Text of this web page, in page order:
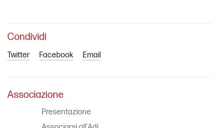
Condividi
Twitter Facebook Email
Associazione
Presentazione